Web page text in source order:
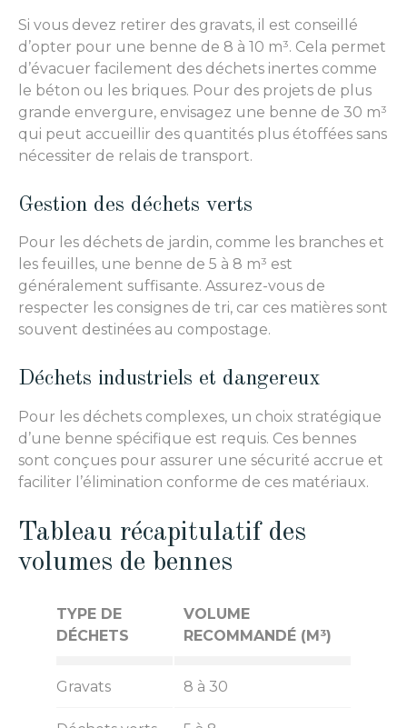
Si vous devez retirer des gravats, il est conseillé
d’opter pour une benne de 8 à 10 m³. Cela permet
d’évacuer facilement des déchets inertes comme
le béton ou les briques. Pour des projets de plus
grande envergure, envisagez une benne de 30 m³
qui peut accueillir des quantités plus étoffées sans
nécessiter de relais de transport.
Gestion des déchets verts
Pour les déchets de jardin, comme les branches et
les feuilles, une benne de 5 à 8 m³ est
généralement suffisante. Assurez-vous de
respecter les consignes de tri, car ces matières sont
souvent destinées au compostage.
Déchets industriels et dangereux
Pour les déchets complexes, un choix stratégique
d’une benne spécifique est requis. Ces bennes
sont conçues pour assurer une sécurité accrue et
faciliter l’élimination conforme de ces matériaux.
Tableau récapitulatif des
volumes de bennes
TYPE DE
DÉCHETS
VOLUME
RECOMMANDÉ (M³)
Gravats 8 à 30